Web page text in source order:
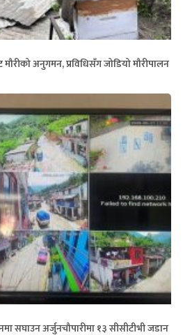
अनुगमन, प्रविधिसँग जोडियो मौरीपालन
सघाउन अर्जुनचौपारीमा १३ सीसीटीभी जडान